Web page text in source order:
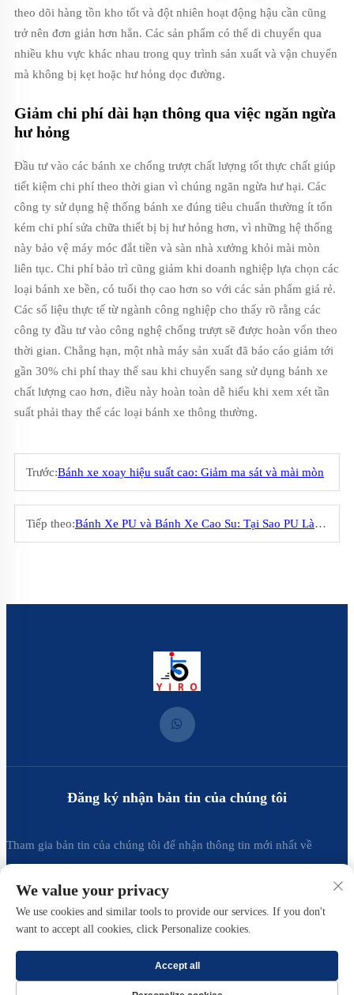
theo dõi hàng tồn kho tốt và đột nhiên hoạt động hậu cần cũng
trở nên đơn giản hơn hẳn. Các sản phẩm có thể di chuyển qua
nhiều khu vực khác nhau trong quy trình sản xuất và vận chuyển
mà không bị kẹt hoặc hư hỏng dọc đường.
Giảm chi phí dài hạn thông qua việc ngăn ngừa
hư hỏng
Đầu tư vào các bánh xe chống trượt chất lượng tốt thực chất giúp
tiết kiệm chi phí theo thời gian vì chúng ngăn ngừa hư hại. Các
công ty sử dụng hệ thống bánh xe đúng tiêu chuẩn thường ít tốn
kém chi phí sửa chữa thiết bị bị hư hỏng hơn, vì những hệ thống
này bảo vệ máy móc đắt tiền và sàn nhà xưởng khỏi mài mòn
liên tục. Chi phí bảo trì cũng giảm khi doanh nghiệp lựa chọn các
loại bánh xe bền, có tuổi thọ cao hơn so với các sản phẩm giá rẻ.
Các số liệu thực tế từ ngành công nghiệp cho thấy rõ rằng các
công ty đầu tư vào công nghệ chống trượt sẽ được hoàn vốn theo
thời gian. Chẳng hạn, một nhà máy sản xuất đã báo cáo giảm tới
gần 30% chi phí thay thế sau khi chuyển sang sử dụng bánh xe
chất lượng cao hơn, điều này hoàn toàn dễ hiểu khi xem xét tần
suất phải thay thế các loại bánh xe thông thường.
Trước:Bánh xe xoay hiệu suất cao: Giảm ma sát và mài mòn
Tiếp theo:Bánh Xe PU và Bánh Xe Cao Su: Tại Sao PU Là Lựa Chọn Tốt Hơn
Đăng ký nhận bản tin của chúng tôi
Tham gia bản tin của chúng tôi để nhận thông tin mới nhất về
Bản quyền © 2025 thuộc về Công ty TNHH Kim khí Yirong Xiamen. - Chính sách bảo
We value your privacy
We use cookies and similar tools to provide our services. If you don't
want to accept all cookies, click Personalize cookies.
Accept all